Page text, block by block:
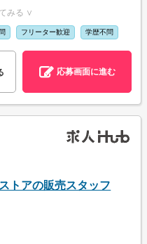
みる ∨
フリーター歓迎 学歴不問
応募画面に進む
トアの販売スタッフ